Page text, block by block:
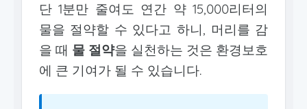
단 1분만 줄여도 연간 약 15,000리터의
물을 절약할 수 있다고 하니, 머리를 감
을 때 물 절약을 실천하는 것은 환경보호
에 큰 기여가 될 수 있습니다.